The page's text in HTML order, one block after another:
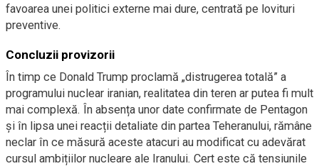
favoarea unei politici externe mai dure, centrată pe lovituri
preventive.
Concluzii provizorii
În timp ce Donald Trump proclamă „distrugerea totală” a
programului nuclear iranian, realitatea din teren ar putea fi mult
mai complexă. În absența unor date confirmate de Pentagon
și în lipsa unei reacții detaliate din partea Teheranului, rămâne
neclar în ce măsură aceste atacuri au modificat cu adevărat
cursul ambițiilor nucleare ale Iranului. Cert este că tensiunile